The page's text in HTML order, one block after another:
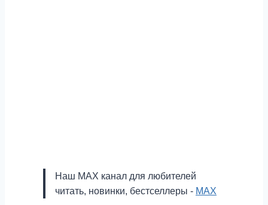
Наш MAX канал для любителей
читать, новинки, бестселлеры - MAX